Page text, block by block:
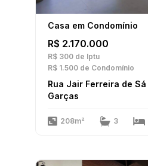
Casa em Condomínio
R$ 2.170.000
R$ 300 de Iptu
R$ 1.500 de Condomínio
Rua Jair Ferreira de Sá
Garças
208m² 3